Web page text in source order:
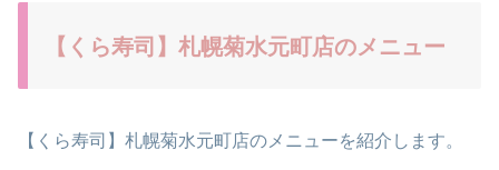
【くら寿司】札幌菊水元町店のメニュー
【くら寿司】札幌菊水元町店のメニューを紹介します。